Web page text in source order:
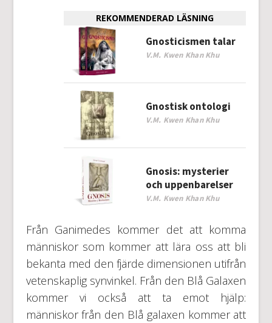
REKOMMENDERAD LÄSNING
Gnosticismen talar
V.M. Kwen Khan Khu
Gnostisk ontologi
V.M. Kwen Khan Khu
Gnosis: mysterier
och uppenbarelser
V.M. Kwen Khan Khu
Från Ganimedes kommer det att komma
människor som kommer att lära oss att bli
bekanta med den fjärde dimensionen utifrån
vetenskaplig synvinkel. Från den Blå Galaxen
kommer vi också att ta emot hjälp:
människor från den Blå galaxen kommer att